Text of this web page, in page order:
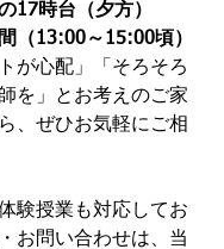
17時台（夕方）
（13:00～15:00頃）
が心配」「そろそろ
を」とお考えのご家
、ぜひお気軽にご相
験授業も対応してお
お問い合わせは、当